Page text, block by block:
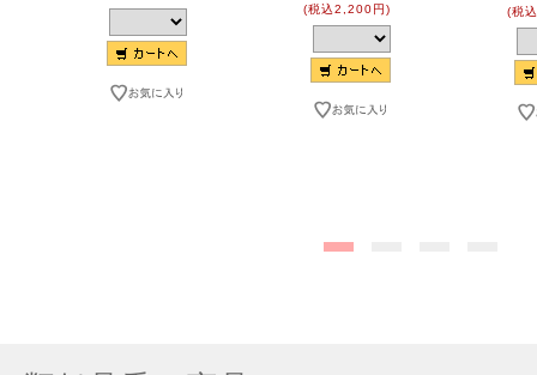
(税込2,200円)
(税